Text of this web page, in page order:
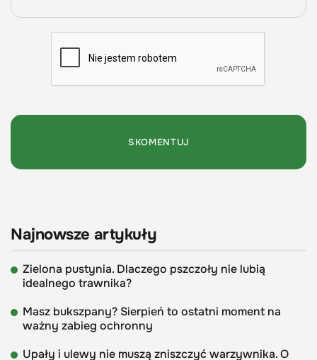
Najnowsze artykuły
Zielona pustynia. Dlaczego pszczoły nie lubią
idealnego trawnika?
Masz bukszpany? Sierpień to ostatni moment na
ważny zabieg ochronny
Upały i ulewy nie muszą zniszczyć warzywnika. O